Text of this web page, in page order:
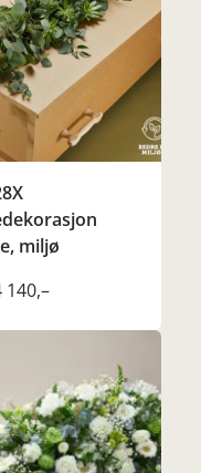
priser
prisen
kan det
blir
inkl. frakt.
miljø
140,–